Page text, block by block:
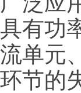
有功
单元
节的